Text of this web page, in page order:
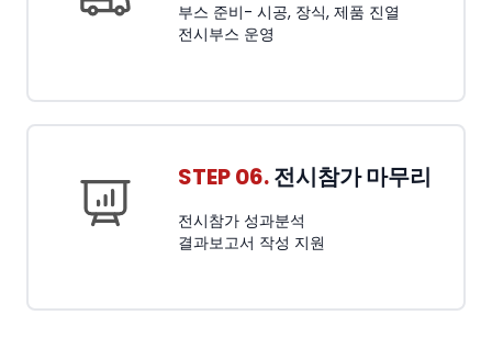
부스 준비- 시공, 장식, 제품 진열
전시부스 운영
STEP 06.전시참가 마무리
전시참가 성과분석
결과보고서 작성 지원